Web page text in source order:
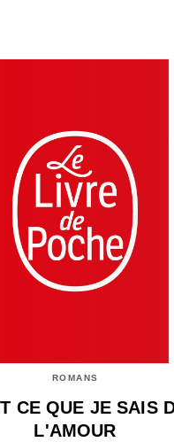
ROMANS
CE QUE JE SAIS
L'AMOUR